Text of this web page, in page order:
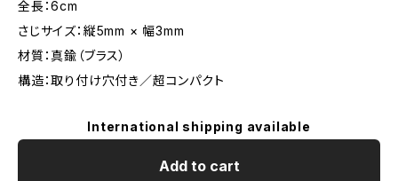
全長：6cm
さじサイズ：縦5mm × 幅3mm
材質：真鍮（ブラス）
構造：取り付け穴付き／超コンパクト
International shipping available
Add to cart